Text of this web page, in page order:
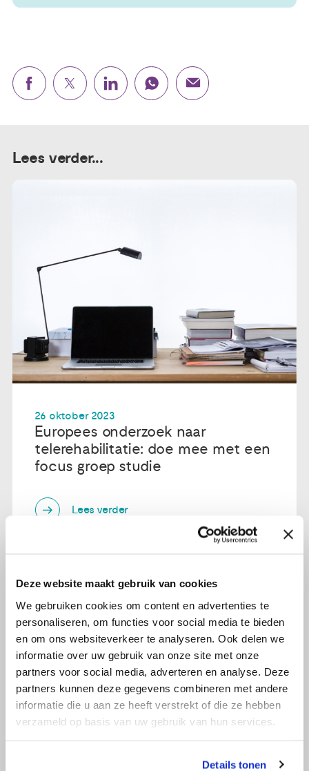
Deze website maakt gebruik van cookies
We gebruiken cookies om content en advertenties te
personaliseren, om functies voor social media te bieden
en om ons websiteverkeer te analyseren. Ook delen we
informatie over uw gebruik van onze site met onze
partners voor social media, adverteren en analyse. Deze
partners kunnen deze gegevens combineren met andere
informatie die u aan ze heeft verstrekt of die ze hebben
verzameld op basis van uw gebruik van hun services.
Details tonen
Lees verder...
26 oktober 2023
Europees onderzoek naar
telerehabilitatie: doe mee met een
focus groep studie
Lees verder